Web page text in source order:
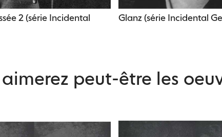
2 (série Incidental Glanz (série Incidental
peut-être les